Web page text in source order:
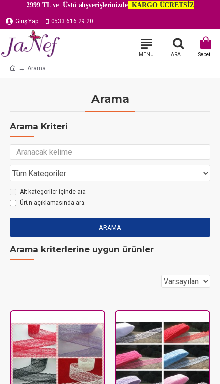
2999 TL ve Üstü alışverişlerinizdeKARGO ÜCRETSİZ
Giriş Yap 0533 616 29 20
Arama
Arama
Arama Kriteri
Alt kategoriler içinde ara
Ürün açıklamasında ara.
ARAMA
Arama kriterlerine uygun ürünler